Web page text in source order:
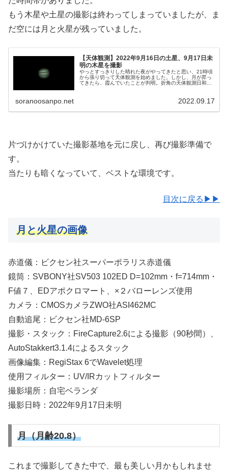
もう木星や土星の撮影は終わってしまっていましたが、ま
だ空には月と火星が残っていました。
【天体観測】2022年9月16日の土星、9月17日未
明の木星を撮影
やっとすっきりした晴れた夜がやってきたと思い、21時頃
から張り切って天体観測を始めました。しかし、月が昇っ
てきたら、霞んでいたことが判明。折角の天体観測日和で
soranoosanpo.net 2022.09.17
片づけかけていた撮影基地を元に戻し、再び撮影準備で
す。
当たりも暗くなっていて、ベストな環境です。
目次に戻る▶▶
月と火星の画像
赤道儀：ビクセン社スーパーポラリス赤道儀
鏡筒：SVBONY社SV503 102ED D=102mm・f=714mm・
F値７、EDアポクロマート、×２バローレンズ使用
カメラ：CMOSカメラZWO社ASI462MC
自動追尾：ビクセン社MD-6SP
撮影・スタック：FireCapture2.6による撮影（90秒間）、
AutoStakkert3.1.4によるスタック
画像編集：RegiStax 6でWavelet処理
使用フィルター：UV/IRカットフィルター
撮影場所：自宅ベランダ
撮影日時：2022年9月17日未明
月（月齢20.8）
これまで撮影してきた中で、最も美しい月かもしれませ